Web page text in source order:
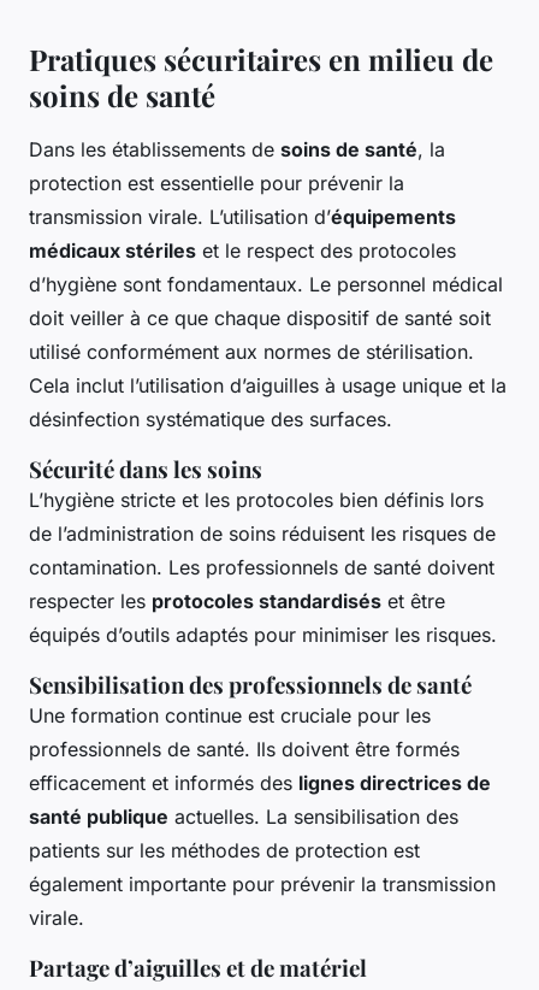
Pratiques sécuritaires en milieu de
soins de santé
Dans les établissements de soins de santé, la
protection est essentielle pour prévenir la
transmission virale. L’utilisation d’équipements
médicaux stériles et le respect des protocoles
d’hygiène sont fondamentaux. Le personnel médical
doit veiller à ce que chaque dispositif de santé soit
utilisé conformément aux normes de stérilisation.
Cela inclut l’utilisation d’aiguilles à usage unique et la
désinfection systématique des surfaces.
Sécurité dans les soins
L’hygiène stricte et les protocoles bien définis lors
de l’administration de soins réduisent les risques de
contamination. Les professionnels de santé doivent
respecter les protocoles standardisés et être
équipés d’outils adaptés pour minimiser les risques.
Sensibilisation des professionnels de santé
Une formation continue est cruciale pour les
professionnels de santé. Ils doivent être formés
efficacement et informés des lignes directrices de
santé publique actuelles. La sensibilisation des
patients sur les méthodes de protection est
également importante pour prévenir la transmission
virale.
Partage d’aiguilles et de matériel